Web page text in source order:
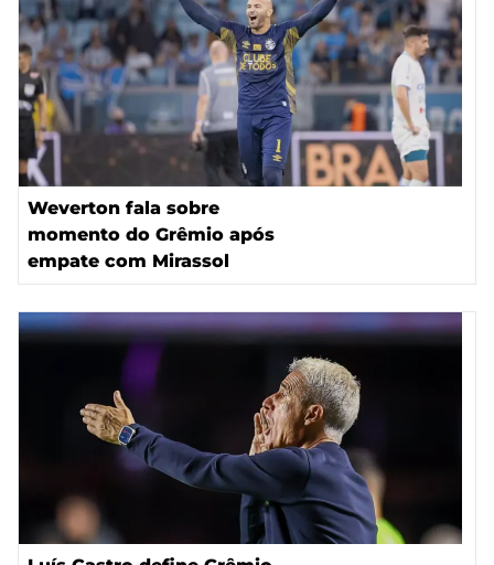
Weverton fala sobre
momento do Grêmio após
empate com Mirassol